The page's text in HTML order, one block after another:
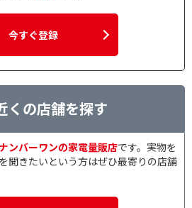
今すぐ登録
くの店舗を探す
ンバーワンの家電量販店です。実物を
聞きたいという方はぜひ最寄りの店舗